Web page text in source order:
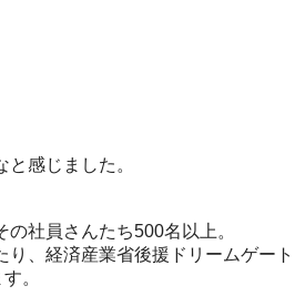
感じました。
社員さんたち500名以上。
、経済産業省後援ドリームゲート
。